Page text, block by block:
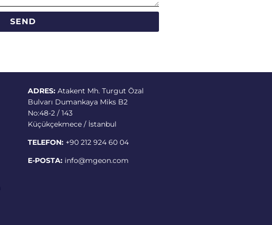
SEND
ADRES: Atakent Mh. Turgut Özal
Bulvarı Dumankaya Miks B2
No:48-2 / 143
Küçükçekmece / İstanbul
TELEFON: +90 212 924 60 04
E-POSTA: info@mgeon.com